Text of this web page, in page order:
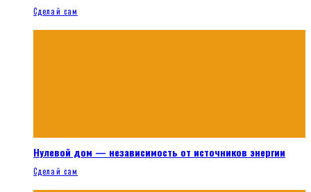
Сделай сам
Нулевой дом — независимость от источников энергии
Сделай сам